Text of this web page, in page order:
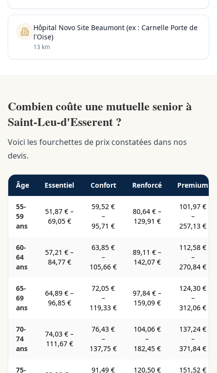
Hôpital Novo Site Beaumont (ex : Carnelle Porte de
l'Oise)
13 km
Combien coûte une mutuelle senior à
Saint-Leu-d'Esserent ?
Voici les fourchettes de prix constatées dans nos
devis.
Âge Essentiel Confort Renforcé Premium
55-
59
ans
51,87 € –
69,05 €
59,52 €
–
95,71 €
80,64 € –
129,91 €
101,97 €
–
257,13 €
60-
64
ans
57,21 € –
84,77 €
63,85 €
–
105,66 €
89,11 € –
142,07 €
112,58 €
–
270,84 €
65-
69
ans
64,89 € –
96,85 €
72,05 €
–
119,33 €
97,84 € –
159,09 €
124,30 €
–
312,06 €
70-
74
ans
74,03 € –
111,67 €
76,43 €
–
137,75 €
104,06 €
–
182,45 €
137,24 €
–
371,84 €
75- 91,49 € 120,50 € 151,52 €